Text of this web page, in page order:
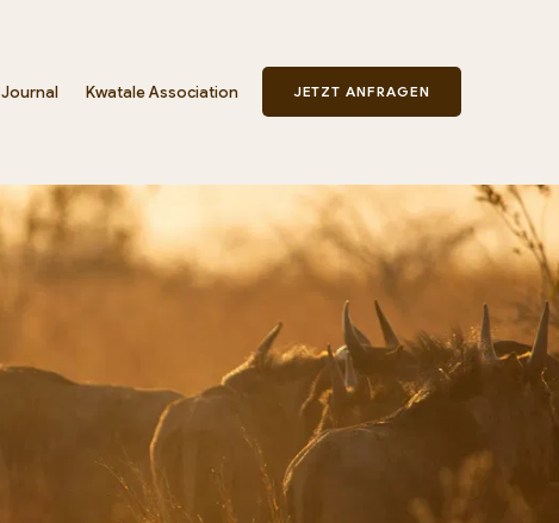
JETZT ANFRAGEN
Journal Kwatale Association